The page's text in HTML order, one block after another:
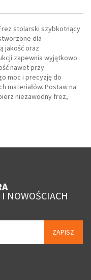
stolarski szybkotnący
dla
jakość oraz
zapewnia wyjątkowo
nawet przy
moc i precyzję do
materiałów. Postaw na
niezawodny frez,
NOWOŚCIACH
ZAPISZ